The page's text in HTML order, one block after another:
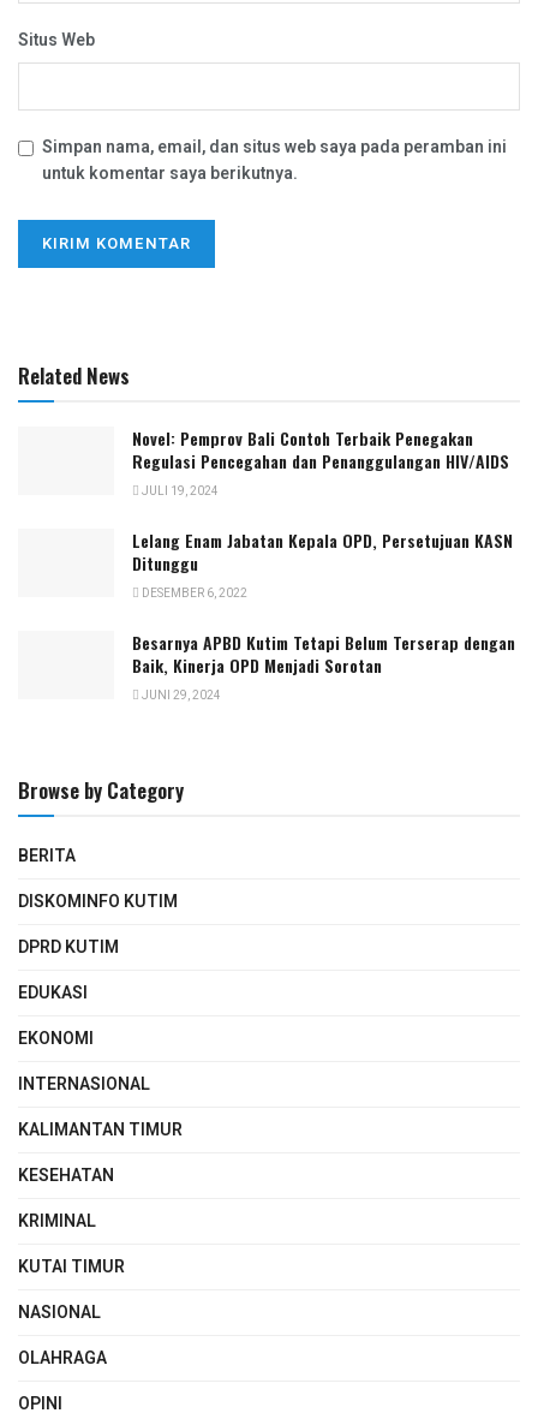
Situs Web
Simpan nama, email, dan situs web saya pada peramban ini
untuk komentar saya berikutnya.
Related News
Novel: Pemprov Bali Contoh Terbaik Penegakan
Regulasi Pencegahan dan Penanggulangan HIV/AIDS
JULI 19, 2024
Lelang Enam Jabatan Kepala OPD, Persetujuan KASN
Ditunggu
DESEMBER 6, 2022
Besarnya APBD Kutim Tetapi Belum Terserap dengan
Baik, Kinerja OPD Menjadi Sorotan
JUNI 29, 2024
Browse by Category
BERITA
DISKOMINFO KUTIM
DPRD KUTIM
EDUKASI
EKONOMI
INTERNASIONAL
KALIMANTAN TIMUR
KESEHATAN
KRIMINAL
KUTAI TIMUR
NASIONAL
OLAHRAGA
OPINI